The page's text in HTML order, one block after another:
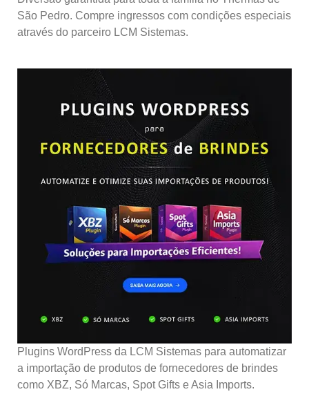
São Pedro. Compre ingressos com condições especiais
através do parceiro LCM Sistemas.
Plugins WordPress da LCM Sistemas para automatizar
a importação de produtos de fornecedores de brindes
como XBZ, Só Marcas, Spot Gifts e Asia Imports.